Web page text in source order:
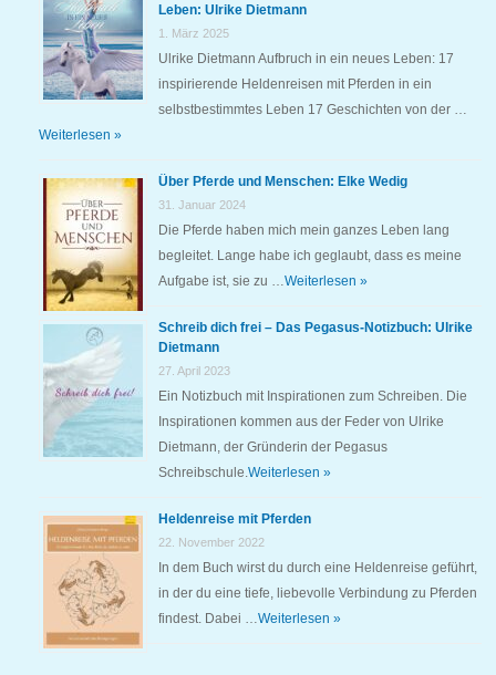
Leben: Ulrike Dietmann
1. März 2025
Ulrike Dietmann Aufbruch in ein neues Leben: 17
inspirierende Heldenreisen mit Pferden in ein
selbstbestimmtes Leben 17 Geschichten von der …
Weiterlesen »
Über Pferde und Menschen: Elke Wedig
31. Januar 2024
Die Pferde haben mich mein ganzes Leben lang
begleitet. Lange habe ich geglaubt, dass es meine
Aufgabe ist, sie zu …Weiterlesen »
Schreib dich frei – Das Pegasus-Notizbuch: Ulrike
Dietmann
27. April 2023
Ein Notizbuch mit Inspirationen zum Schreiben. Die
Inspirationen kommen aus der Feder von Ulrike
Dietmann, der Gründerin der Pegasus
Schreibschule.Weiterlesen »
Heldenreise mit Pferden
22. November 2022
In dem Buch wirst du durch eine Heldenreise geführt,
in der du eine tiefe, liebevolle Verbindung zu Pferden
findest. Dabei …Weiterlesen »